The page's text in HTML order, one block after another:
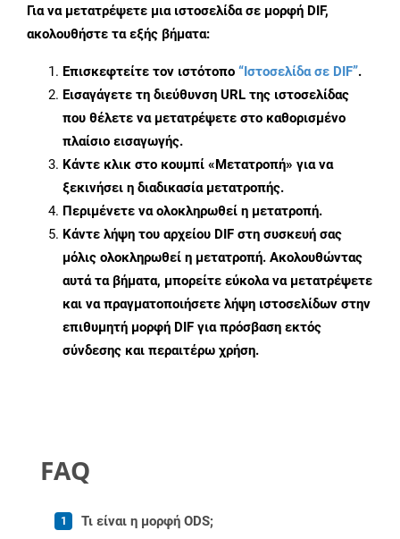
Για να μετατρέψετε μια ιστοσελίδα σε μορφή DIF,
ακολουθήστε τα εξής βήματα:
Επισκεφτείτε τον ιστότοπο “Ιστοσελίδα σε DIF”.
Εισαγάγετε τη διεύθυνση URL της ιστοσελίδας
που θέλετε να μετατρέψετε στο καθορισμένο
πλαίσιο εισαγωγής.
Κάντε κλικ στο κουμπί «Μετατροπή» για να
ξεκινήσει η διαδικασία μετατροπής.
Περιμένετε να ολοκληρωθεί η μετατροπή.
Κάντε λήψη του αρχείου DIF στη συσκευή σας
μόλις ολοκληρωθεί η μετατροπή. Ακολουθώντας
αυτά τα βήματα, μπορείτε εύκολα να μετατρέψετε
και να πραγματοποιήσετε λήψη ιστοσελίδων στην
επιθυμητή μορφή DIF για πρόσβαση εκτός
σύνδεσης και περαιτέρω χρήση.
FAQ
Τι είναι η μορφή ODS;